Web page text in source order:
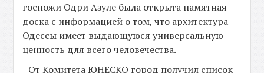
госпожи Одри Азуле была открыта памятная
доска с информацией о том, что архитектура
Одессы имеет выдающуюся универсальную
ценность для всего человечества.
От Комитета ЮНЕСКО город получил список